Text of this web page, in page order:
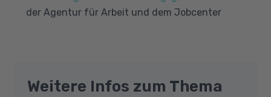
individuelle Situation zu treffen. Wir bei Viona
helfen Ihnen gerne weiter.
der Agentur für Arbeit und dem Jobcenter
Weitere Infos zum Thema